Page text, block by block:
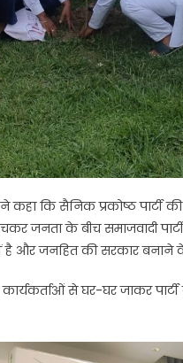
कहा कि सैनिक प्रकोष्ठ पार्टी
के बीच समाजवादी पार्टी
है और जनहित की सरकार बनाने
से घर-घर जाकर